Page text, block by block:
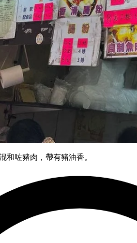
和咗豬肉，帶有豬油香。